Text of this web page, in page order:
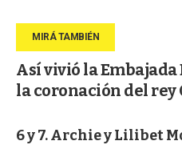
Así vivió la
la coronación del rey
6 y 7. Archie y Lilibet